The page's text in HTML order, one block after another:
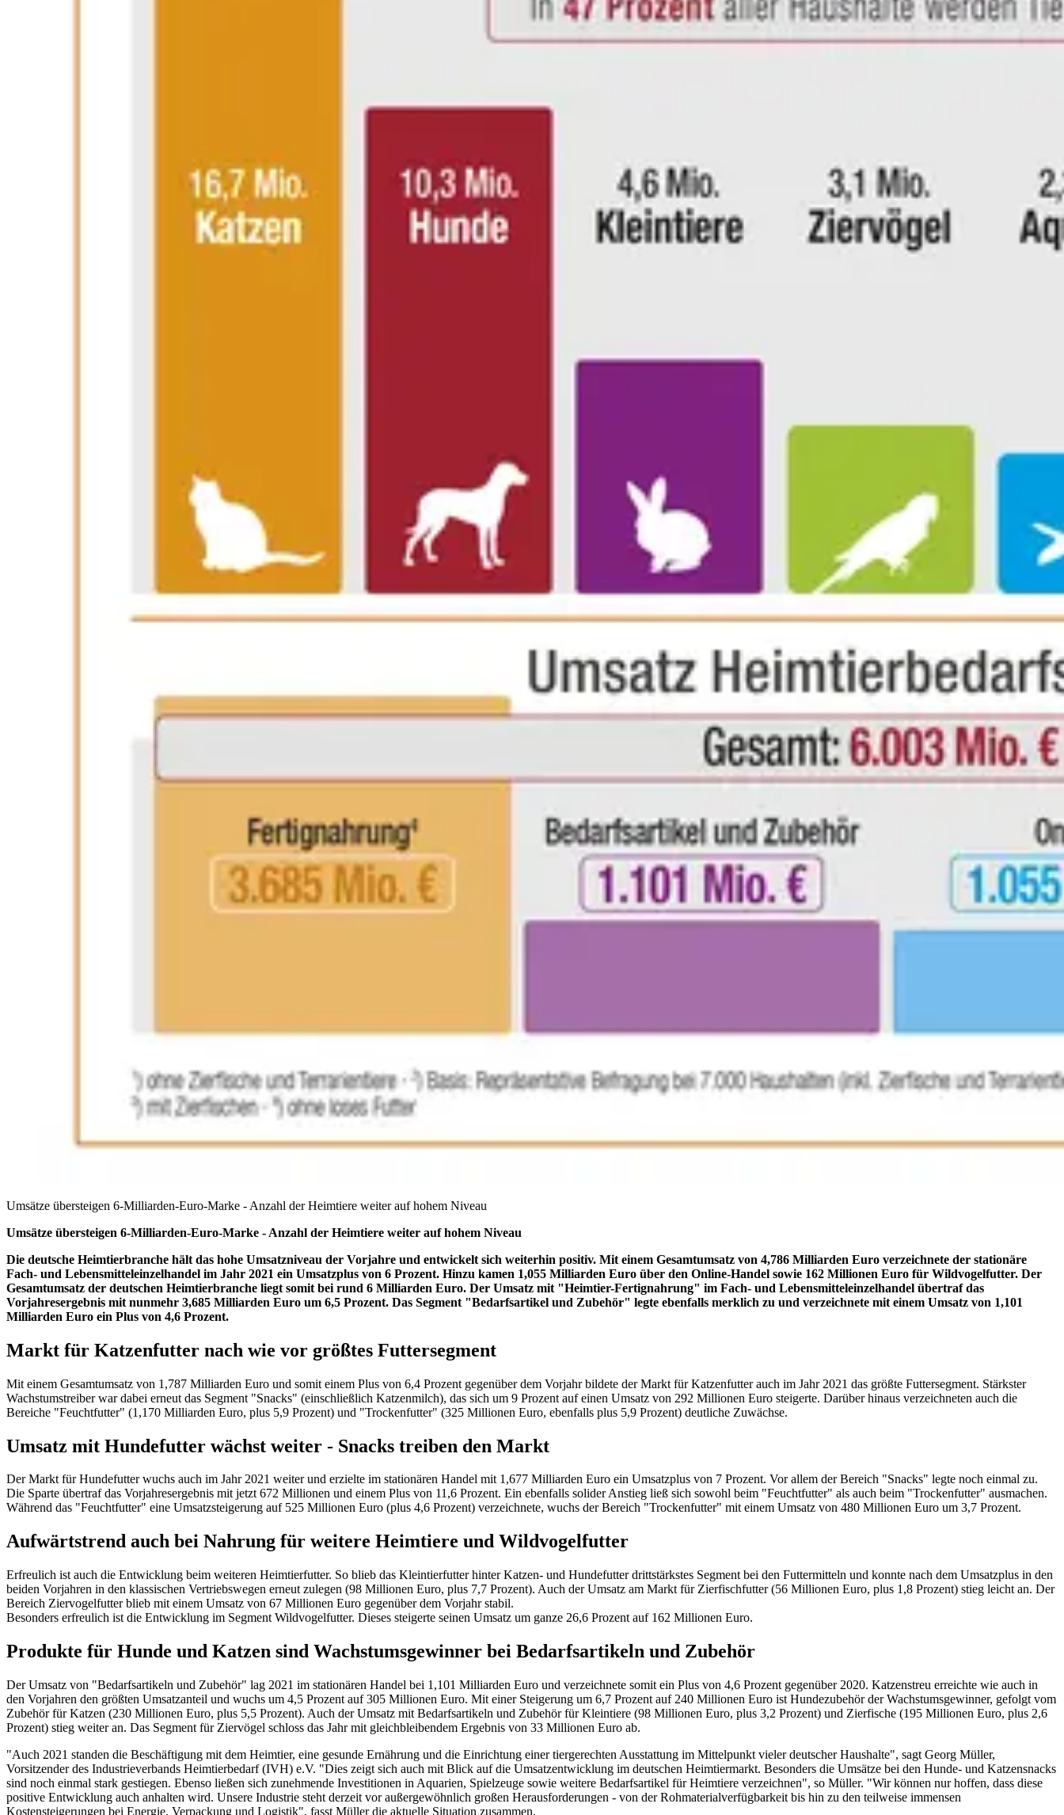
Umsätze übersteigen 6-Milliarden-Euro-Marke - Anzahl der Heimtiere weiter auf hohem Niveau
Umsätze übersteigen 6-Milliarden-Euro-Marke - Anzahl der Heimtiere weiter auf hohem Niveau
Die deutsche Heimtierbranche hält das hohe Umsatzniveau der Vorjahre und entwickelt sich weiterhin positiv. Mit einem Gesamtumsatz von 4,786 Milliarden Euro verzeichnete der stationäre
Fach- und Lebensmitteleinzelhandel im Jahr 2021 ein Umsatzplus von 6 Prozent. Hinzu kamen 1,055 Milliarden Euro über den Online-Handel sowie 162 Millionen Euro für Wildvogelfutter. Der
Gesamtumsatz der deutschen Heimtierbranche liegt somit bei rund 6 Milliarden Euro. Der Umsatz mit "Heimtier-Fertignahrung" im Fach- und Lebensmitteleinzelhandel übertraf das
Vorjahresergebnis mit nunmehr 3,685 Milliarden Euro um 6,5 Prozent. Das Segment "Bedarfsartikel und Zubehör" legte ebenfalls merklich zu und verzeichnete mit einem Umsatz von 1,101
Milliarden Euro ein Plus von 4,6 Prozent.
Markt für Katzenfutter nach wie vor größtes Futtersegment
Mit einem Gesamtumsatz von 1,787 Milliarden Euro und somit einem Plus von 6,4 Prozent gegenüber dem Vorjahr bildete der Markt für Katzenfutter auch im Jahr 2021 das größte Futtersegment. Stärkster
Wachstumstreiber war dabei erneut das Segment "Snacks" (einschließlich Katzenmilch), das sich um 9 Prozent auf einen Umsatz von 292 Millionen Euro steigerte. Darüber hinaus verzeichneten auch die
Bereiche "Feuchtfutter" (1,170 Milliarden Euro, plus 5,9 Prozent) und "Trockenfutter" (325 Millionen Euro, ebenfalls plus 5,9 Prozent) deutliche Zuwächse.
Umsatz mit Hundefutter wächst weiter - Snacks treiben den Markt
Der Markt für Hundefutter wuchs auch im Jahr 2021 weiter und erzielte im stationären Handel mit 1,677 Milliarden Euro ein Umsatzplus von 7 Prozent. Vor allem der Bereich "Snacks" legte noch einmal zu.
Die Sparte übertraf das Vorjahresergebnis mit jetzt 672 Millionen und einem Plus von 11,6 Prozent. Ein ebenfalls solider Anstieg ließ sich sowohl beim "Feuchtfutter" als auch beim "Trockenfutter" ausmachen.
Während das "Feuchtfutter" eine Umsatzsteigerung auf 525 Millionen Euro (plus 4,6 Prozent) verzeichnete, wuchs der Bereich "Trockenfutter" mit einem Umsatz von 480 Millionen Euro um 3,7 Prozent.
Aufwärtstrend auch bei Nahrung für weitere Heimtiere und Wildvogelfutter
Erfreulich ist auch die Entwicklung beim weiteren Heimtierfutter. So blieb das Kleintierfutter hinter Katzen- und Hundefutter drittstärkstes Segment bei den Futtermitteln und konnte nach dem Umsatzplus in den
beiden Vorjahren in den klassischen Vertriebswegen erneut zulegen (98 Millionen Euro, plus 7,7 Prozent). Auch der Umsatz am Markt für Zierfischfutter (56 Millionen Euro, plus 1,8 Prozent) stieg leicht an. Der
Bereich Ziervogelfutter blieb mit einem Umsatz von 67 Millionen Euro gegenüber dem Vorjahr stabil.
Besonders erfreulich ist die Entwicklung im Segment Wildvogelfutter. Dieses steigerte seinen Umsatz um ganze 26,6 Prozent auf 162 Millionen Euro.
Produkte für Hunde und Katzen sind Wachstumsgewinner bei Bedarfsartikeln und Zubehör
Der Umsatz von "Bedarfsartikeln und Zubehör" lag 2021 im stationären Handel bei 1,101 Milliarden Euro und verzeichnete somit ein Plus von 4,6 Prozent gegenüber 2020. Katzenstreu erreichte wie auch in
den Vorjahren den größten Umsatzanteil und wuchs um 4,5 Prozent auf 305 Millionen Euro. Mit einer Steigerung um 6,7 Prozent auf 240 Millionen Euro ist Hundezubehör der Wachstumsgewinner, gefolgt vom
Zubehör für Katzen (230 Millionen Euro, plus 5,5 Prozent). Auch der Umsatz mit Bedarfsartikeln und Zubehör für Kleintiere (98 Millionen Euro, plus 3,2 Prozent) und Zierfische (195 Millionen Euro, plus 2,6
Prozent) stieg weiter an. Das Segment für Ziervögel schloss das Jahr mit gleichbleibendem Ergebnis von 33 Millionen Euro ab.
"Auch 2021 standen die Beschäftigung mit dem Heimtier, eine gesunde Ernährung und die Einrichtung einer tiergerechten Ausstattung im Mittelpunkt vieler deutscher Haushalte", sagt Georg Müller,
Vorsitzender des Industrieverbands Heimtierbedarf (IVH) e.V. "Dies zeigt sich auch mit Blick auf die Umsatzentwicklung im deutschen Heimtiermarkt. Besonders die Umsätze bei den Hunde- und Katzensnacks
sind noch einmal stark gestiegen. Ebenso ließen sich zunehmende Investitionen in Aquarien, Spielzeuge sowie weitere Bedarfsartikel für Heimtiere verzeichnen", so Müller. "Wir können nur hoffen, dass diese
positive Entwicklung auch anhalten wird. Unsere Industrie steht derzeit vor außergewöhnlich großen Herausforderungen - von der Rohmaterialverfügbarkeit bis hin zu den teilweise immensen
Kostensteigerungen bei Energie, Verpackung und Logistik", fasst Müller die aktuelle Situation zusammen.